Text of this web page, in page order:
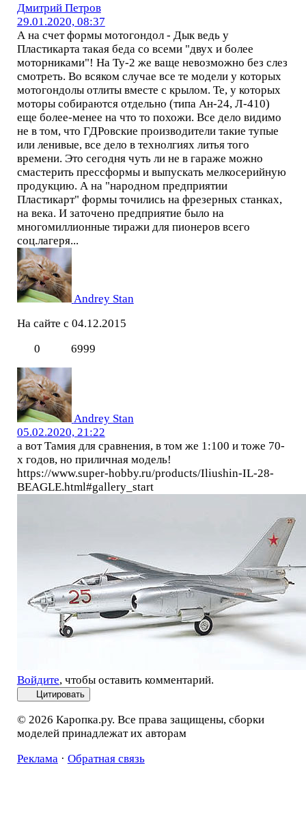
Дмитрий Петров
29.01.2020, 08:37
А на счет формы мотогондол - Дык ведь у
Пластикарта такая беда со всеми "двух и более
моторниками"! На Ту-2 же ваще невозможно без слез
смотреть. Во всяком случае все те модели у которых
мотогондолы отлиты вместе с крылом. Те, у которых
моторы собираются отдельно (типа Ан-24, Л-410)
еще более-менее на что то похожи. Все дело видимо
не в том, что ГДРовские производители такие тупые
или ленивые, все дело в технолгиях литья того
времени. Это сегодня чуть ли не в гараже можно
смастерить прессформы и выпускать мелкосерийную
продукцию. А на "народном предприятии
Пластикарт" формы точились на фрезерных станках,
на века. И заточено предприятие было на
многомиллионные тиражи для пионеров всего
соц.лагеря...
Andrey Stan
На сайте с 04.12.2015
0
6999
Andrey Stan
05.02.2020, 21:22
а вот Тамия для сравнения, в том же 1:100 и тоже 70-
х годов, но приличная модель!
https://www.super-hobby.ru/products/Iliushin-IL-28-
BEAGLE.html#gallery_start
Войдите, чтобы оставить комментарий.
Цитировать
© 2026 Каропка.ру. Все права защищены, сборки
моделей принадлежат их авторам
Реклама · Обратная связь